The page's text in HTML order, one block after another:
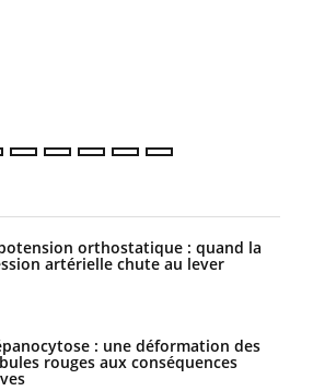
orthostatique : quand la
artérielle chute au lever
: une déformation des
rouges aux conséquences